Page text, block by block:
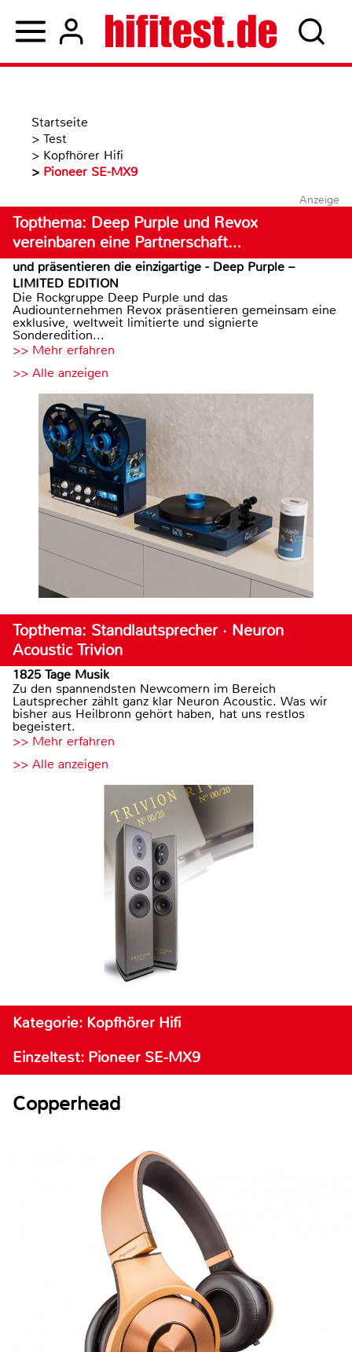
Startseite
> Test
> Kopfhörer Hifi
> Pioneer SE-MX9
Anzeige
Topthema: Deep Purple und Revox
vereinbaren eine Partnerschaft…
und präsentieren die einzigartige - Deep Purple –
LIMITED EDITION
Die Rockgruppe Deep Purple und das
Audiounternehmen Revox präsentieren gemeinsam eine
exklusive, weltweit limitierte und signierte
Sonderedition...
>> Mehr erfahren
>> Alle anzeigen
Topthema: Standlautsprecher · Neuron
Acoustic Trivion
1825 Tage Musik
Zu den spannendsten Newcomern im Bereich
Lautsprecher zählt ganz klar Neuron Acoustic. Was wir
bisher aus Heilbronn gehört haben, hat uns restlos
begeistert.
>> Mehr erfahren
>> Alle anzeigen
Kategorie: Kopfhörer Hifi
Einzeltest: Pioneer SE-MX9
Copperhead